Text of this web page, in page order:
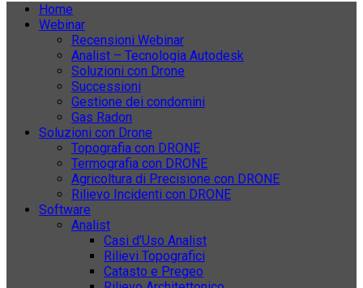
Home
Webinar
Recensioni Webinar
Analist – Tecnologia Autodesk
Soluzioni con Drone
Successioni
Gestione dei condomini
Gas Radon
Soluzioni con Drone
Topografia con DRONE
Termografia con DRONE
Agricoltura di Precisione con DRONE
Rilievo Incidenti con DRONE
Software
Analist
Casi d’Uso Analist
Rilievi Topografici
Catasto e Pregeo